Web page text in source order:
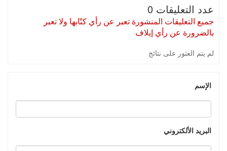
عدد التعليقات 0
جميع التعليقات المنشورة تعبر عن رأي كتّابها ولا تعبر
بالضرورة عن رأي إيلاف
لم يتم العثور على نتائج
الإسم
البريد الألكتروني